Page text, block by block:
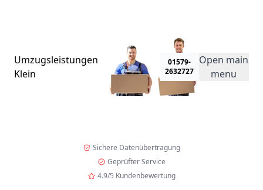
Umzugsleistungen
Klein
01579-
2632727
Open main
menu
Sichere Datenübertragung
Geprüfter Service
4.9/5 Kundenbewertung